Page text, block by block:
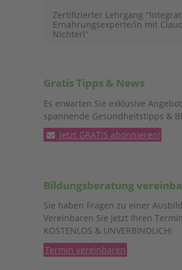
Zertifizierter Lehrgang
Ernährungsexperte/in mit
Nichterl"
Gratis Tipps & News
Es erwarten Sie exklusive
spannende Gesundheitstipps &
Jetzt GRATIS abonnieren!
Bildungsberatung
Sie haben Fragen zu einer
Vereinbaren Sie jetzt Ihren
KOSTENLOS & UNVERBINDLICH!
Termin vereinbaren